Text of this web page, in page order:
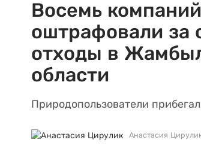
Восемь компаний
оштрафовали за
отходы в
области
Природопользователи
Анастасия